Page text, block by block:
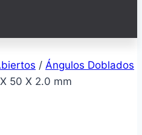
/ Ángulos Doblados
50 X 2.0 mm